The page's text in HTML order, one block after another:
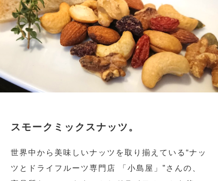
スモークミックスナッツ。
世界中から美味しいナッツを取り揃えている“ナッ
ツとドライフルーツ専門店 「小島屋」”さんの、